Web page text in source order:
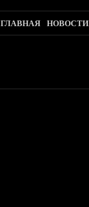
ГЛАВНАЯ НОВОСТИ